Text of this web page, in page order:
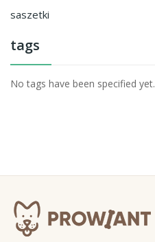
saszetki
tags
No tags have been specified yet.